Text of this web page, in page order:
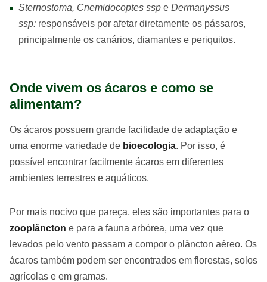
Sternostoma, Cnemidocoptes ssp e Dermanyssus
ssp: responsáveis por afetar diretamente os pássaros,
principalmente os canários, diamantes e periquitos.
Onde vivem os ácaros e como se
alimentam?
Os ácaros possuem grande facilidade de adaptação e
uma enorme variedade de bioecologia. Por isso, é
possível encontrar facilmente ácaros em diferentes
ambientes terrestres e aquáticos.
Por mais nocivo que pareça, eles são importantes para o
zooplâncton e para a fauna arbórea, uma vez que
levados pelo vento passam a compor o plâncton aéreo. Os
ácaros também podem ser encontrados em florestas, solos
agrícolas e em gramas.